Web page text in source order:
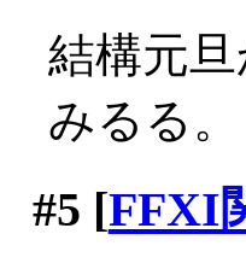
結構元
みるる。
#5 [FFXI